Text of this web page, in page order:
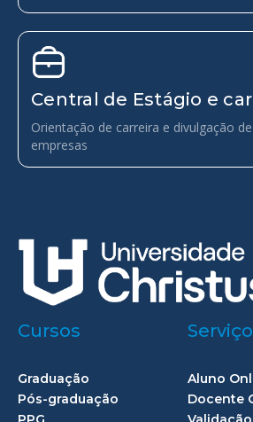
Central de Estágio e
Orientação de carreira e divulgação
empresas
Cursos
Graduação
Pós-graduação
Aluno
Docente